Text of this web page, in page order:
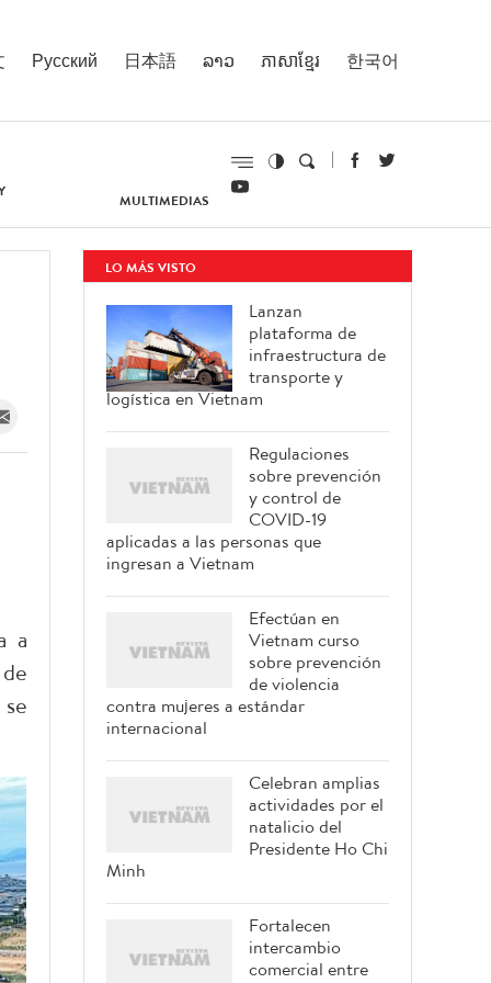
Русский 日本語 ລາວ ភាសាខ្មែរ 한국어
MULTIMEDIAS
a
LO MÁS VISTO
Lanzan
plataforma de
infraestructura de
transporte y
logística en Vietnam
Regulaciones
sobre prevención
y control de
COVID-19
aplicadas a las personas que
ingresan a Vietnam
Efectúan en
Vietnam curso
sobre prevención
de violencia
contra mujeres a estándar
internacional
Celebran amplias
actividades por el
natalicio del
Presidente Ho Chi
Minh
Fortalecen
intercambio
comercial entre